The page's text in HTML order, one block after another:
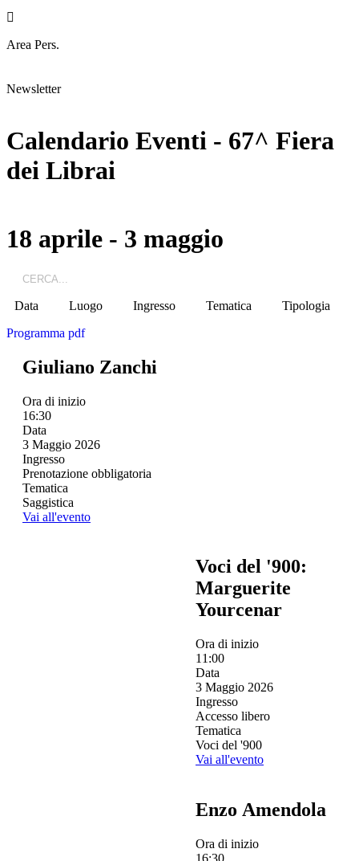
Area Pers.
Newsletter
Calendario Eventi - 67^ Fiera
dei Librai
18 aprile - 3 maggio
Data Luogo Ingresso Tematica
Tipologia
Programma pdf
Giuliano Zanchi
Ora di inizio
16:30
Data
3 Maggio 2026
Ingresso
Prenotazione obbligatoria
Tematica
Saggistica
Vai all'evento
Voci del '900:
Marguerite
Yourcenar
Ora di inizio
11:00
Data
3 Maggio 2026
Ingresso
Accesso libero
Tematica
Voci del '900
Vai all'evento
Enzo Amendola
Ora di inizio